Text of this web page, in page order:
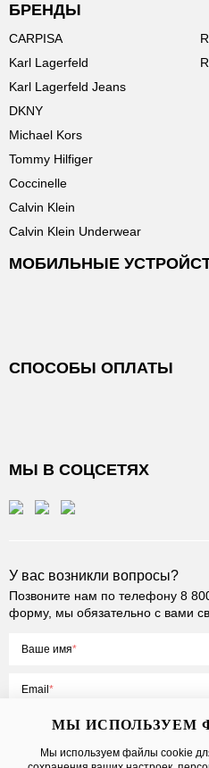
БРЕНДЫ
CARPISA
Karl Lagerfeld
Karl Lagerfeld Jeans
DKNY
Michael Kors
Tommy Hilfiger
Coccinelle
Calvin Klein
Calvin Klein Underwear
МОБИЛЬНЫЕ
СПОСОБЫ ОПЛАТЫ
МЫ В СОЦСЕТЯХ
У вас возникли вопросы?
Позвоните нам по телефону 8
форму, мы обязательно с вами
Ваше имя
Email
МЫ ИСПОЛЬЗУЕМ
Мы используем файлы cookie